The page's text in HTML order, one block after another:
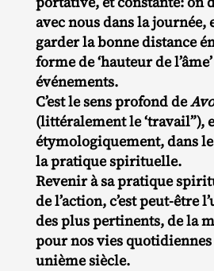
avec nous dans la journée,
garder la bonne distance
forme de ‘hauteur de
événements.
C’est le sens profond de
(littéralement le ‘travail”),
étymologiquement, dans
la pratique spirituelle.
Revenir à sa pratique
de l’action, c’est peut-être
des plus pertinents, de la
pour nos vies
unième siècle.